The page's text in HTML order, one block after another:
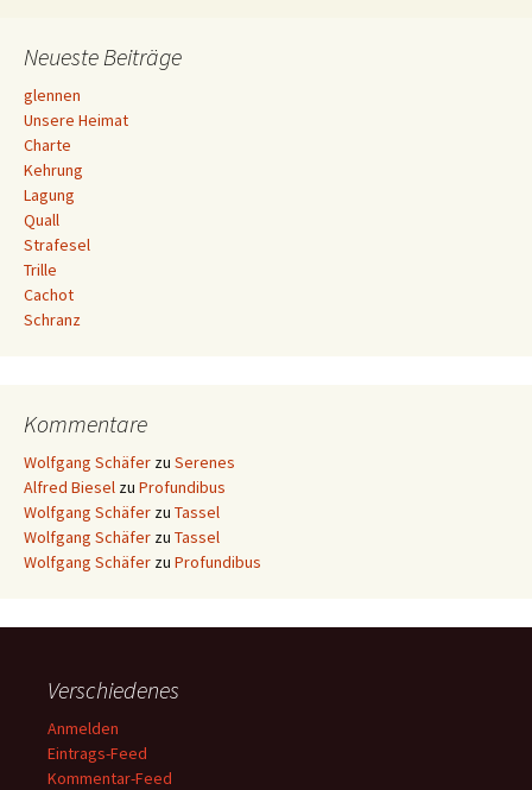
Neueste Beiträge
glennen
Unsere Heimat
Charte
Kehrung
Lagung
Quall
Strafesel
Trille
Cachot
Schranz
Kommentare
Wolfgang Schäfer zu Serenes
Alfred Biesel zu Profundibus
Wolfgang Schäfer zu Tassel
Wolfgang Schäfer zu Tassel
Wolfgang Schäfer zu Profundibus
Verschiedenes
Anmelden
Eintrags-Feed
Kommentar-Feed